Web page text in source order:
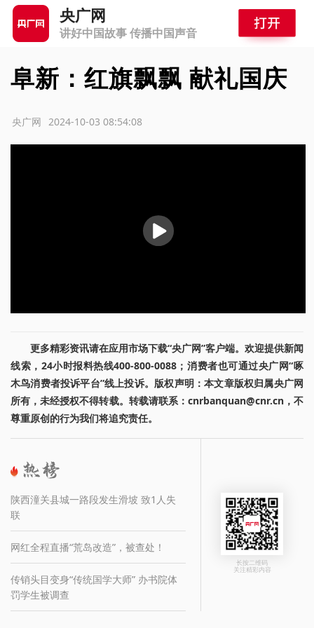
央广网
讲好中国故事 传播中国声音
阜新：红旗飘飘 献礼国庆
2024-10-03 08:54:08
央广网
播
放
更多精彩资讯请在应用市场下载“央广网”客户端。欢迎提供新闻
线索，24小时报料热线400-800-0088；消费者也可通过央广网“啄
木鸟消费者投诉平台”线上投诉。版权声明：本文章版权归属央广网
所有，未经授权不得转载。转载请联系：cnrbanquan@cnr.cn，不
尊重原创的行为我们将追究责任。
陕西潼关县城一路段发生滑坡 致1人失
联
网红全程直播“荒岛改造”，被查处！
传销头目变身“传统国学大师” 办书院体
罚学生被调查
长按二维码
关注精彩内容